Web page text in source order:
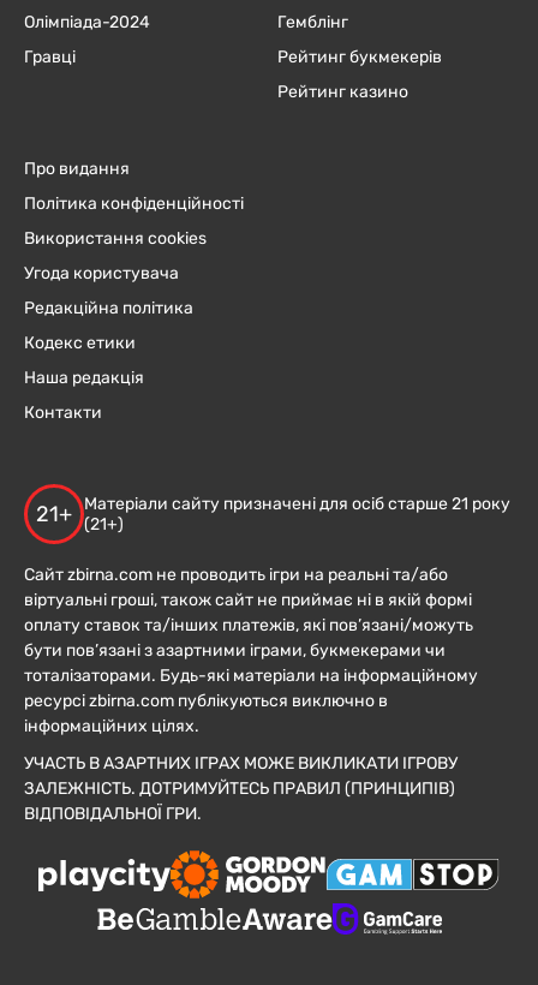
Олімпіада-2024
Гравці
Гемблінг
Рейтинг букмекерів
Рейтинг казино
Про видання
Політика конфіденційності
Використання cookies
Угода користувача
Редакційна політика
Кодекс етики
Наша редакція
Контакти
21+
Матеріали сайту призначені для осіб старше 21 року
(21+)
Сайт zbirna.com не проводить ігри на реальні та/або
віртуальні гроші, також сайт не приймає ні в якій формі
оплату ставок та/інших платежів, які пов’язані/можуть
бути пов’язані з азартними іграми, букмекерами чи
тоталізаторами. Будь-які матеріали на інформаційному
ресурсі zbirna.com публікуються виключно в
інформаційних цілях.
УЧАСТЬ В АЗАРТНИХ ІГРАХ МОЖЕ ВИКЛИКАТИ ІГРОВУ
ЗАЛЕЖНІСТЬ. ДОТРИМУЙТЕСЬ ПРАВИЛ (ПРИНЦИПІВ)
ВІДПОВІДАЛЬНОЇ ГРИ.